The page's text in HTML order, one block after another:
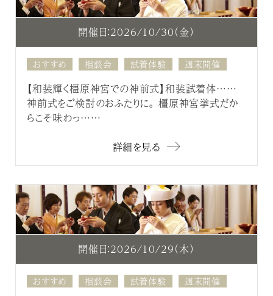
開催日：2026/10/30（金）
おすすめ 相談会 試着体験 週末開催
【和装輝く橿原神宮での神前式】和装試着体……
神前式をご検討のおふたりに。 橿原神宮挙式だか
らこそ味わっ……
詳細を見る
開催日：2026/10/29（木）
おすすめ 相談会 試着体験 週末開催